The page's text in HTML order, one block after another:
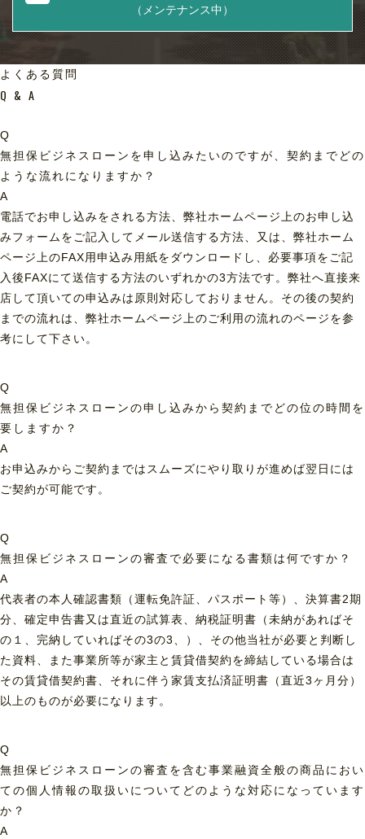
（メンテナンス中）
よくある質問
Q & A
Q
無担保ビジネスローンを申し込みたいのですが、契約までどの
ような流れになりますか？
A
電話でお申し込みをされる方法、弊社ホームページ上のお申し込
みフォームをご記入してメール送信する方法、又は、弊社ホーム
ページ上のFAX用申込み用紙をダウンロードし、必要事項をご記
入後FAXにて送信する方法のいずれかの3方法です。弊社へ直接来
店して頂いての申込みは原則対応しておりません。その後の契約
までの流れは、弊社ホームページ上のご利用の流れのページを参
考にして下さい。
Q
無担保ビジネスローンの申し込みから契約までどの位の時間を
要しますか？
A
お申込みからご契約まではスムーズにやり取りが進めば翌日には
ご契約が可能です。
Q
無担保ビジネスローンの審査で必要になる書類は何ですか？
A
代表者の本人確認書類（運転免許証、パスポート等）、決算書2期
分、確定申告書又は直近の試算表、納税証明書（未納があればそ
の１、完納していればその3の3、）、その他当社が必要と判断し
た資料、また事業所等が家主と賃貸借契約を締結している場合は
その賃貸借契約書、それに伴う家賃支払済証明書（直近3ヶ月分）
以上のものが必要になります。
Q
無担保ビジネスローンの審査を含む事業融資全般の商品におい
ての個人情報の取扱いについてどのような対応になっています
か？
A